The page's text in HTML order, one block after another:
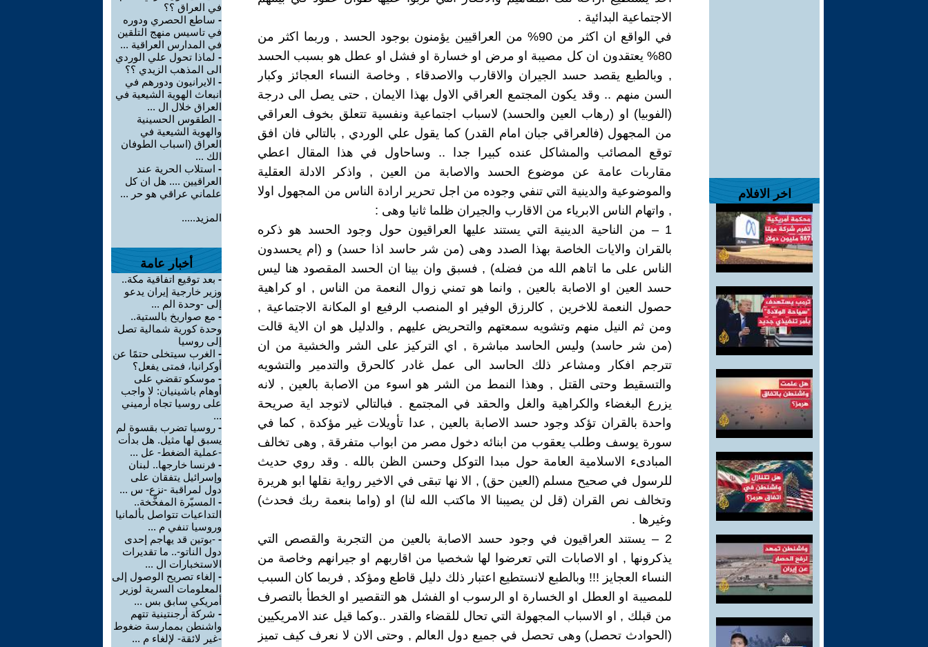
اخر الافلام
الاجتماعية البدائية .
في الواقع ان اكثر من 90% من العراقيين يؤمنون بوجود الحسد , وربما اكثر من
80% يعتقدون ان كل مصيبة او مرض او خسارة او فشل او عطل هو بسبب الحسد
, وبالطبع يقصد حسد الجيران والاقارب والاصدقاء , وخاصة النساء العجائز وكبار
السن منهم .. وقد يكون المجتمع العراقي الاول بهذا الايمان , حتى يصل الى درجة
(الفوبيا) او (رهاب العين والحسد) لاسباب اجتماعية ونفسية تتعلق بخوف العراقي
من المجهول (فالعراقي جبان امام القدر) كما يقول علي الوردي , بالتالي فان افق
توقع المصائب والمشاكل عنده كبيرا جدا .. وساحاول في هذا المقال اعطي
مقاربات عامة عن موضوع الحسد والاصابة من العين , واذكر الادلة العقلية
والموضوعية والدينية التي تنفي وجوده من اجل تحرير ارادة الناس من المجهول اولا
, واتهام الناس الابرياء من الاقارب والجيران ظلما ثانيا وهى :
1 – من الناحية الدينية التي يستند عليها العراقيون حول وجود الحسد هو ذكره
بالقران والايات الخاصة بهذا الصدد وهى (من شر حاسد اذا حسد) و (ام يحسدون
الناس على ما اتاهم الله من فضله) , فسبق وان بينا ان الحسد المقصود هنا ليس
حسد العين او الاصابة بالعين , وانما هو تمني زوال النعمة من الناس , او كراهية
حصول النعمة للاخرين , كالرزق الوفير او المنصب الرفيع او المكانة الاجتماعية ,
ومن ثم النيل منهم وتشويه سمعتهم والتحريض عليهم , والدليل هو ان الاية قالت
(من شر حاسد) وليس الحاسد مباشرة , اي التركيز على الشر والخشية من ان
تترجم افكار ومشاعر ذلك الحاسد الى عمل غادر كالحرق والتدمير والتشويه
والتسقيط وحتى القتل , وهذا النمط من الشر هو اسوء من الاصابة بالعين , لانه
يزرع البغضاء والكراهية والغل والحقد في المجتمع . فبالتالي لاتوجد اية صريحة
واحدة بالقران تؤكد وجود حسد الاصابة بالعين , عدا تأويلات غير مؤكدة , كما في
سورة يوسف وطلب يعقوب من ابنائه دخول مصر من ابواب متفرقة , وهى تخالف
المبادىء الاسلامية العامة حول مبدا التوكل وحسن الظن بالله . وقد روي حديث
للرسول في صحيح مسلم (العين حق) , الا نها تبقى في الاخير رواية نقلها ابو هريرة
وتخالف نص القران (قل لن يصيبنا الا ماكتب الله لنا) او (واما بنعمة ربك فحدث)
وغيرها .
2 – يستند العراقيون في وجود حسد الاصابة بالعين من التجربة والقصص التي
يذكرونها , او الاصابات التي تعرضوا لها شخصيا من اقاربهم او جيرانهم وخاصة من
النساء العجايز !!! وبالطبع لانستطيع اعتبار ذلك دليل قاطع ومؤكد , فربما كان السبب
للمصيبة او العطل او الخسارة او الرسوب او الفشل هو التقصير او الخطأ بالتصرف
من قبلك , او الاسباب المجهولة التي تحال للقضاء والقدر ..وكما قيل عند الامريكيين
(الحوادث تحصل) وهى تحصل في جميع دول العالم , وحتى الان لا نعرف كيف تميز
في العراق ؟؟
- ساطع الحصري ودوره
في تاسيس منهج التلقين
في المدارس العراقية ...
- لماذا تحول علي الوردي
الى المذهب الزيدي ؟؟
- الايرانيون ودورهم في
انبعاث الهوية الشيعية في
العراق خلال ال ...
- الطقوس الحسينية
والهوية الشيعية في
العراق (اسباب الطوفان
الك ...
- استلاب الحرية عند
العراقيين .... هل ان كل
علماني عراقي هو حر ...
المزيد.....
أخبار عامة
- بعد توقيع اتفاقية مكة..
وزير خارجية إيران يدعو
إلى -وحدة الم ...
- مع صواريخ بالستية..
وحدة كورية شمالية تصل
إلى روسيا
- الغرب سيتخلى حتمًا عن
أوكرانيا، فمتى يفعل؟
- موسكو تقضي على
أوهام باشينيان: لا واجب
على روسيا تجاه أرميني
...
- روسيا تضرب بقسوة لم
يسبق لها مثيل. هل بدأت
-عملية الضغط- عل ...
- فرنسا خارجها.. لبنان
وإسرائيل يتفقان على
دول لمراقبة -نزع- س ...
- المسيّرة المفخَّخة..
التداعيات تتواصل بألمانيا
وروسيا تنفي م ...
- -بوتين قد يهاجم إحدى
دول الناتو-.. ما تقديرات
الاستخبارات ال ...
- إلغاء تصريح الوصول إلى
المعلومات السرية لوزير
أمريكي سابق بس ...
- شركة أرجنتينية تتهم
واشنطن بممارسة ضغوط
-غير لائقة- لإلغاء م ...